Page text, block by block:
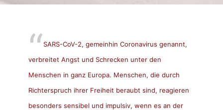
SARS-CoV-2, gemeinhin Coronavirus genannt,
verbreitet Angst und Schrecken unter den
Menschen in ganz Europa. Menschen, die durch
Richterspruch ihrer Freiheit beraubt sind, reagieren
besonders sensibel und impulsiv, wenn es an der